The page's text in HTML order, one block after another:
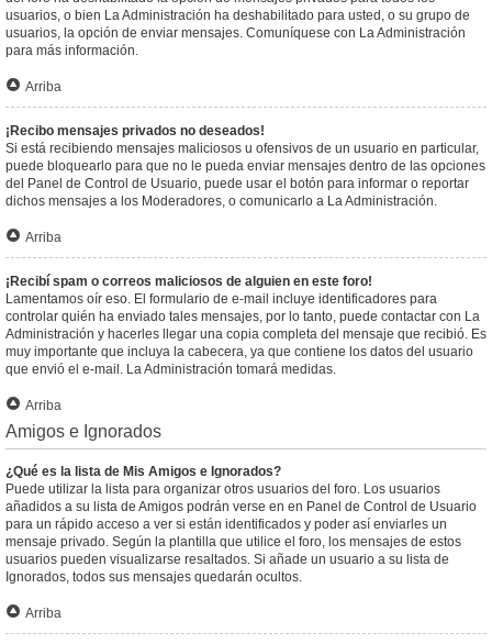
usuarios, o bien La Administración ha deshabilitado para usted, o su grupo de
usuarios, la opción de enviar mensajes. Comuníquese con La Administración
para más información.
Arriba
¡Recibo mensajes privados no deseados!
Si está recibiendo mensajes maliciosos u ofensivos de un usuario en particular,
puede bloquearlo para que no le pueda enviar mensajes dentro de las opciones
del Panel de Control de Usuario, puede usar el botón para informar o reportar
dichos mensajes a los Moderadores, o comunicarlo a La Administración.
Arriba
¡Recibí spam o correos maliciosos de alguien en este foro!
Lamentamos oír eso. El formulario de e-mail incluye identificadores para
controlar quién ha enviado tales mensajes, por lo tanto, puede contactar con La
Administración y hacerles llegar una copia completa del mensaje que recibió. Es
muy importante que incluya la cabecera, ya que contiene los datos del usuario
que envió el e-mail. La Administración tomará medidas.
Arriba
Amigos e Ignorados
¿Qué es la lista de Mis Amigos e Ignorados?
Puede utilizar la lista para organizar otros usuarios del foro. Los usuarios
añadidos a su lista de Amigos podrán verse en en Panel de Control de Usuario
para un rápido acceso a ver si están identificados y poder así enviarles un
mensaje privado. Según la plantilla que utilice el foro, los mensajes de estos
usuarios pueden visualizarse resaltados. Si añade un usuario a su lista de
Ignorados, todos sus mensajes quedarán ocultos.
Arriba